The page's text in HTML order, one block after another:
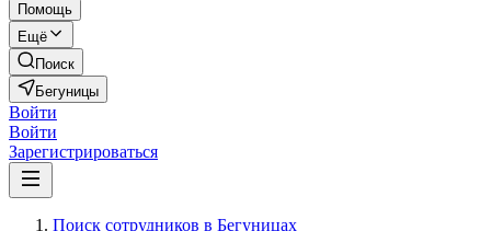
Помощь
Ещё
Поиск
Бегуницы
Войти
Войти
Зарегистрироваться
Поиск сотрудников в Бегуницах